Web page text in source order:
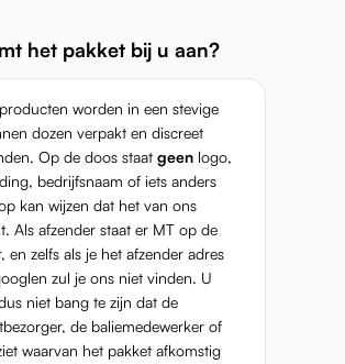
het pakket bij u aan?
worden in een stevige
dozen verpakt en discreet
Op de doos staat geen logo,
bedrijfsnaam of iets anders
kan wijzen dat het van ons
Als afzender staat er MT op de
en zelfs als je het afzender adres
zul je ons niet vinden. U
niet bang te zijn dat de
de baliemedewerker of
waarvan het pakket afkomstig